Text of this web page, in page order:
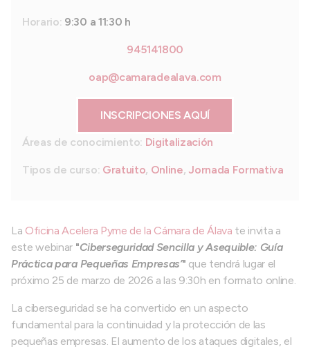
Horario: 9:30 a 11:30 h
945141800
oap@camaradealava.com
INSCRIPCIONES AQUÍ
Áreas de conocimiento: Digitalización
Tipos de curso: Gratuito, Online, Jornada Formativa
La Oficina Acelera Pyme de la Cámara de Álava te invita a
este webinar "Ciberseguridad Sencilla y Asequible: Guía
Práctica para Pequeñas Empresas’" que tendrá lugar el
próximo 25 de marzo de 2026 a las 9:30h en formato online.
La ciberseguridad se ha convertido en un aspecto
fundamental para la continuidad y la protección de las
pequeñas empresas. El aumento de los ataques digitales, el